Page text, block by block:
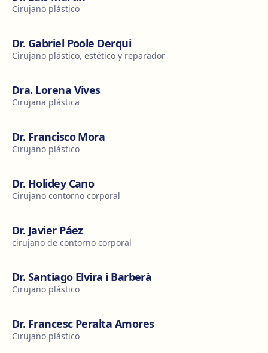
Cirujano plástico
Dr. Gabriel Poole Derqui
Cirujano plástico, estético y reparador
Dra. Lorena Vives
Cirujana plástica
Dr. Francisco Mora
Cirujano plástico
Dr. Holidey Cano
Cirujano contorno corporal
Dr. Javier Páez
cirujano de contorno corporal
Dr. Santiago Elvira i Barberà
Cirujano plástico
Dr. Francesc Peralta Amores
Cirujano plástico